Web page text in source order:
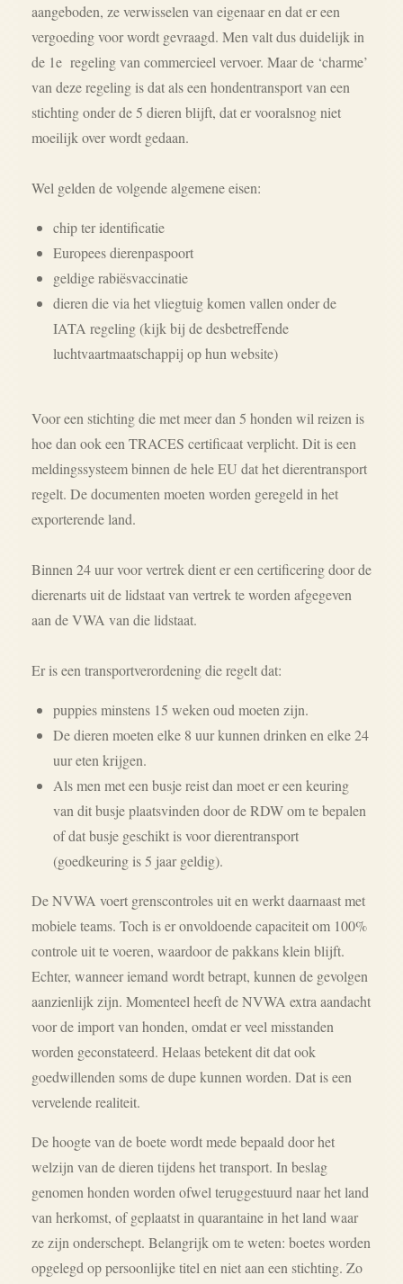
aangeboden, ze verwisselen van eigenaar en dat er een
vergoeding voor wordt gevraagd. Men valt dus duidelijk in
de 1e regeling van commercieel vervoer. Maar de ‘charme’
van deze regeling is dat als een hondentransport van een
stichting onder de 5 dieren blijft, dat er vooralsnog niet
moeilijk over wordt gedaan.
Wel gelden de volgende algemene eisen:
chip ter identificatie
Europees dierenpaspoort
geldige rabiësvaccinatie
dieren die via het vliegtuig komen vallen onder de
IATA regeling (kijk bij de desbetreffende
luchtvaartmaatschappij op hun website)
Voor een stichting die met meer dan 5 honden wil reizen is
hoe dan ook een TRACES certificaat verplicht. Dit is een
meldingssysteem binnen de hele EU dat het dierentransport
regelt. De documenten moeten worden geregeld in het
exporterende land.
Binnen 24 uur voor vertrek dient er een certificering door de
dierenarts uit de lidstaat van vertrek te worden afgegeven
aan de VWA van die lidstaat.
Er is een transportverordening die regelt dat:
puppies minstens 15 weken oud moeten zijn.
De dieren moeten elke 8 uur kunnen drinken en elke 24
uur eten krijgen.
Als men met een busje reist dan moet er een keuring
van dit busje plaatsvinden door de RDW om te bepalen
of dat busje geschikt is voor dierentransport
(goedkeuring is 5 jaar geldig).
De NVWA voert grenscontroles uit en werkt daarnaast met
mobiele teams. Toch is er onvoldoende capaciteit om 100%
controle uit te voeren, waardoor de pakkans klein blijft.
Echter, wanneer iemand wordt betrapt, kunnen de gevolgen
aanzienlijk zijn. Momenteel heeft de NVWA extra aandacht
voor de import van honden, omdat er veel misstanden
worden geconstateerd. Helaas betekent dit dat ook
goedwillenden soms de dupe kunnen worden. Dat is een
vervelende realiteit.
De hoogte van de boete wordt mede bepaald door het
welzijn van de dieren tijdens het transport. In beslag
genomen honden worden ofwel teruggestuurd naar het land
van herkomst, of geplaatst in quarantaine in het land waar
ze zijn onderschept. Belangrijk om te weten: boetes worden
opgelegd op persoonlijke titel en niet aan een stichting. Zo